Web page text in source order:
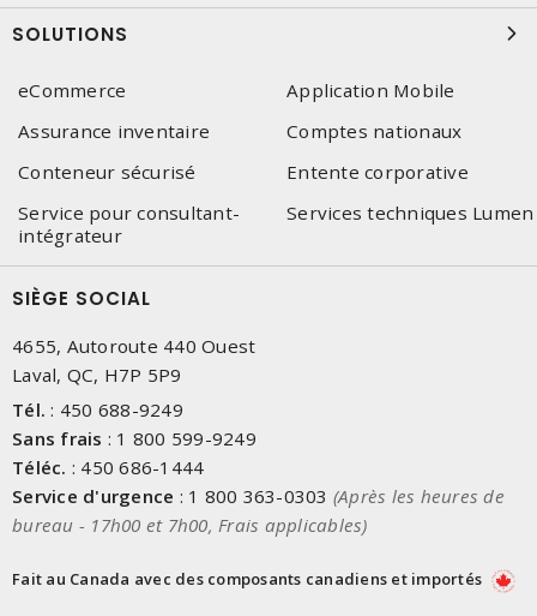
SOLUTIONS
eCommerce
Application Mobile
Assurance inventaire
Comptes nationaux
Conteneur sécurisé
Entente corporative
Service pour consultant-
intégrateur
Services techniques Lumen
SIÈGE SOCIAL
4655, Autoroute 440 Ouest
Laval, QC, H7P 5P9
Tél. : 450 688-9249
Sans frais : 1 800 599-9249
Téléc. : 450 686-1444
Service d'urgence : 1 800 363-0303 (Après les heures de
bureau - 17h00 et 7h00, Frais applicables)
Fait au Canada avec des composants canadiens et importés